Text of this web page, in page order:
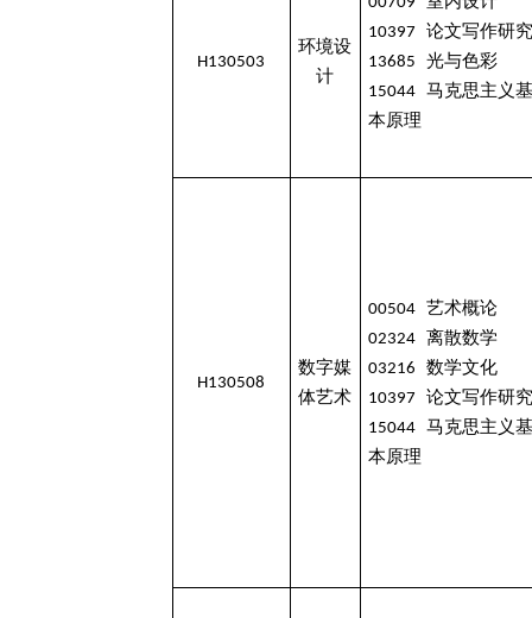
H130503
环境设
计
10397 论文写作研究
13685 光与色彩
15044 马克思主义基
本原理
H130508
数字媒
体艺术
00504 艺术概论
02324 离散数学
03216 数学文化
10397 论文写作研究
15044 马克思主义基
本原理